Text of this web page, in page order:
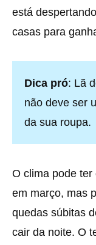
está
casas para
Dica pró: Lã
não deve ser
da sua roupa.
O clima pode
em março, mas
quedas súbitas
cair da noite. O